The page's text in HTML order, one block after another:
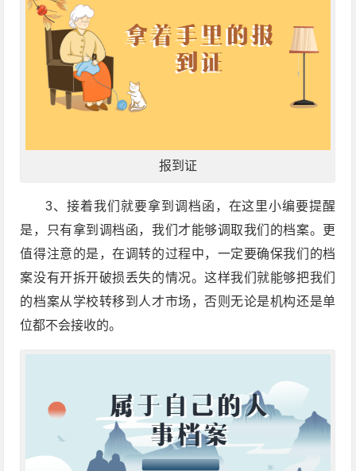
报到证
3、接着我们就要拿到调档函，在这里小编要提醒
是，只有拿到调档函，我们才能够调取我们的档案。更
值得注意的是，在调转的过程中，一定要确保我们的档
案没有开拆开破损丢失的情况。这样我们就能够把我们
的档案从学校转移到人才市场，否则无论是机构还是单
位都不会接收的。